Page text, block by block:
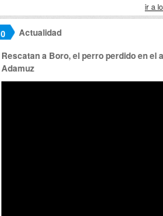
ir a
Actualidad
0
Rescatan a Boro, el perro perdido en el
Adamuz